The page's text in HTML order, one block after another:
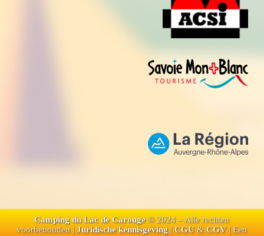
Camping du Lac de Carouge© 2024 – Alle rechten
voorbehouden |Juridische kennisgeving|CGU&CGV| Een